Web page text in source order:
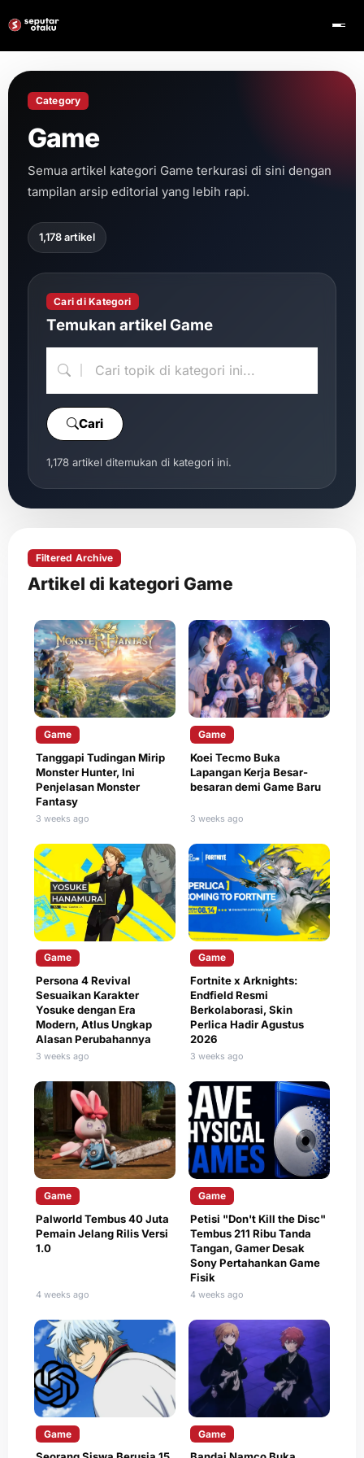
Category
Game
Semua artikel kategori Game terkurasi di sini dengan
tampilan arsip editorial yang lebih rapi.
1,178 artikel
Cari di Kategori
Temukan artikel Game
Cari
1,178 artikel ditemukan di kategori ini.
Filtered Archive
Artikel di kategori Game
Game
Tanggapi Tudingan Mirip
Monster Hunter, Ini
Penjelasan Monster
Fantasy
3 weeks ago
Game
Koei Tecmo Buka
Lapangan Kerja Besar-
besaran demi Game Baru
3 weeks ago
Game
Persona 4 Revival
Sesuaikan Karakter
Yosuke dengan Era
Modern, Atlus Ungkap
Alasan Perubahannya
3 weeks ago
Game
Fortnite x Arknights:
Endfield Resmi
Berkolaborasi, Skin
Perlica Hadir Agustus
2026
3 weeks ago
Game
Palworld Tembus 40 Juta
Pemain Jelang Rilis Versi
1.0
4 weeks ago
Game
Petisi "Don't Kill the Disc"
Tembus 211 Ribu Tanda
Tangan, Gamer Desak
Sony Pertahankan Game
Fisik
4 weeks ago
Game Game